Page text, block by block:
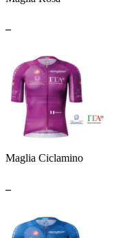
Maglia Ciclamino